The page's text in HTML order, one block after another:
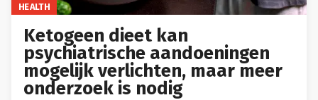
HEALTH
Ketogeen dieet kan
psychiatrische aandoeningen
mogelijk verlichten, maar meer
onderzoek is nodig